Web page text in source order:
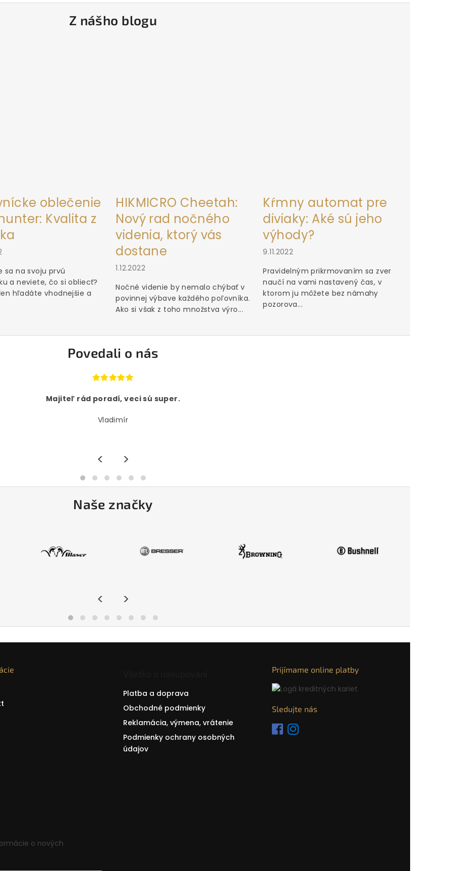
Z nášho blogu
oblečenie
Kvalita z
sa na svoju prvú
a neviete, čo si obliecť?
hľadáte vhodnejšie a
HIKMICRO Cheetah:
Nový rad nočného
videnia, ktorý vás
dostane
1.12.2022
Nočné videnie by nemalo chýbať v
povinnej výbave každého poľovníka.
Ako si však z toho množstva výro...
Kŕmny automat pre
diviaky: Aké sú jeho
výhody?
9.11.2022
Pravidelným prikrmovaním sa zver
naučí na vami nastavený čas, v
ktorom ju môžete bez námahy
pozorova...
Povedali o nás
Majiteľ rád poradí, veci sú super.
Vladimír
< >
Naše značky
< >
Platba a doprava
Obchodné podmienky
Reklamácia, výmena, vrátenie
Podmienky ochrany osobných
údajov
Prijímame online platby
Sledujte nás
o nových